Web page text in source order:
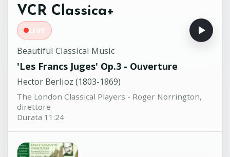
Ensemble L'Arte del Mondo - Werner
Ehrhardt, direttore
VCR Classica+
LIVE
Beautiful Classical Music
'Les Francs Juges' Op.3 - Ouverture
Hector Berlioz (1803-1869)
The London Classical Players - Roger Norrington,
direttore
Durata 11:24